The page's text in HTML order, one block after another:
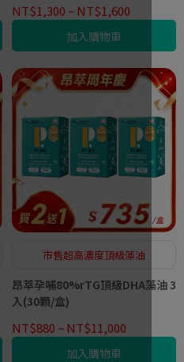
NT$1,300 ~ NT$1,600
加入購物車
市售超高濃度頂級藻油
昂萃孕哺80%rTG頂級DHA藻油 3
入(30顆/盒)
NT$880 ~ NT$11,000
加入購物車